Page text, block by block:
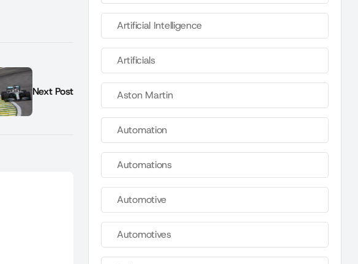
Next Post
Artificial Intelligence
Artificials
Aston Martin
Automation
Automations
Automotive
Automotives